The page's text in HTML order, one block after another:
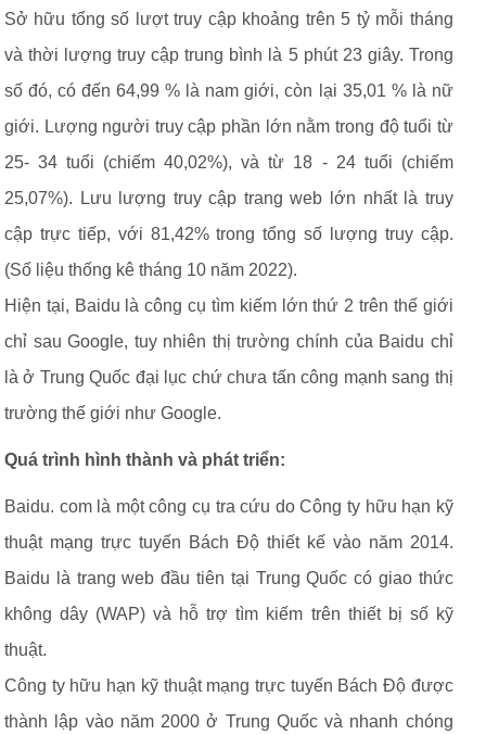
Sở hữu tổng số lượt truy cập khoảng trên 5 tỷ mỗi tháng
và thời lượng truy cập trung bình là 5 phút 23 giây. Trong
số đó, có đến 64,99 % là nam giới, còn lại 35,01 % là nữ
giới. Lượng người truy cập phần lớn nằm trong độ tuổi từ
25- 34 tuổi (chiếm 40,02%), và từ 18 - 24 tuổi (chiếm
25,07%). Lưu lượng truy cập trang web lớn nhất là truy
cập trực tiếp, với 81,42% trong tổng số lượng truy cập.
(Số liệu thống kê tháng 10 năm 2022).
Hiện tại, Baidu là công cụ tìm kiếm lớn thứ 2 trên thế giới
chỉ sau Google, tuy nhiên thị trường chính của Baidu chỉ
là ở Trung Quốc đại lục chứ chưa tấn công mạnh sang thị
trường thế giới như Google.
Quá trình hình thành và phát triển:
Baidu. com là một công cụ tra cứu do Công ty hữu hạn kỹ
thuật mạng trực tuyến Bách Độ thiết kế vào năm 2014.
Baidu là trang web đầu tiên tại Trung Quốc có giao thức
không dây (WAP) và hỗ trợ tìm kiếm trên thiết bị số kỹ
thuật.
Công ty hữu hạn kỹ thuật mạng trực tuyến Bách Độ được
thành lập vào năm 2000 ở Trung Quốc và nhanh chóng